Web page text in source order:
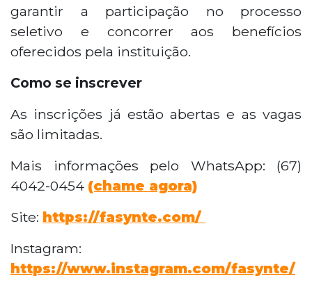
garantir a participação no processo
seletivo e concorrer aos benefícios
oferecidos pela instituição.
Como se inscrever
As inscrições já estão abertas e as vagas
são limitadas.
Mais informações pelo WhatsApp: (67)
4042-0454 (chame agora)
Site: https://fasynte.com/
Instagram:
https://www.instagram.com/fasynte/